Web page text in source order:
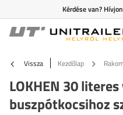
Kérdése van?
Vissza Kezdőlap
LOKHEN 30
buszpótkocsihoz